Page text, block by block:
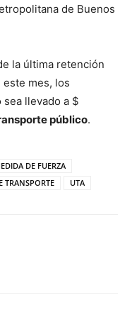
de Buenos
la última retención
este mes, los
llevado a $
público.
DE FUERZA
TRANSPORTE UTA